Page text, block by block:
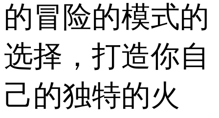
的冒险的模式的
选择，打造你自
己的独特的火